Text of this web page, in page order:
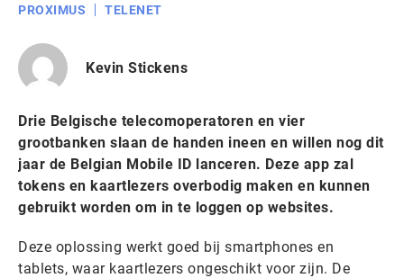
PROXIMUS
TELENET
Kevin Stickens
Drie Belgische telecomoperatoren en vier
grootbanken slaan de handen ineen en willen nog dit
jaar de Belgian Mobile ID lanceren. Deze app zal
tokens en kaartlezers overbodig maken en kunnen
gebruikt worden om in te loggen op websites.
Deze oplossing werkt goed bij smartphones en
tablets, waar kaartlezers ongeschikt voor zijn. De